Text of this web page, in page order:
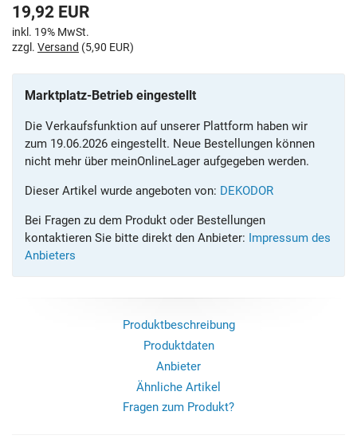
19,92 EUR
inkl. 19% MwSt.
zzgl. Versand (5,90 EUR)
Marktplatz-Betrieb eingestellt
Die Verkaufsfunktion auf unserer Plattform haben wir
zum 19.06.2026 eingestellt. Neue Bestellungen können
nicht mehr über meinOnlineLager aufgegeben werden.
Dieser Artikel wurde angeboten von: DEKODOR
Bei Fragen zu dem Produkt oder Bestellungen
kontaktieren Sie bitte direkt den Anbieter: Impressum des
Anbieters
Produktbeschreibung
Produktdaten
Anbieter
Ähnliche Artikel
Fragen zum Produkt?